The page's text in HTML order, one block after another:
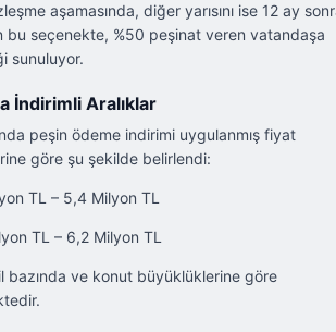
aşamasında, diğer yarısını ise 12 ay
bu seçenekte, %50 peşinat veren vatandaşa
sunuluyor.
İndirimli Aralıklar
peşin ödeme indirimi uygulanmış fiyat
göre şu şekilde belirlendi:
TL – 5,4 Milyon TL
TL – 6,2 Milyon TL
bazında ve konut büyüklüklerine göre